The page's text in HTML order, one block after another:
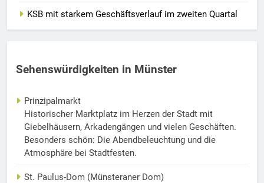
KSB mit starkem Geschäftsverlauf im zweiten Quartal
Sehenswürdigkeiten in Münster
Prinzipalmarkt
Historischer Marktplatz im Herzen der Stadt mit
Giebelhäusern, Arkadengängen und vielen Geschäften.
Besonders schön: Die Abendbeleuchtung und die
Atmosphäre bei Stadtfesten.
St. Paulus-Dom (Münsteraner Dom)